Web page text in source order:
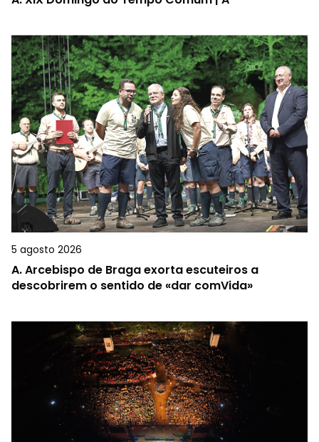
5 agosto 2026
A.Arcebispo de Braga exorta escuteiros a
descobrirem o sentido de «dar comVida»